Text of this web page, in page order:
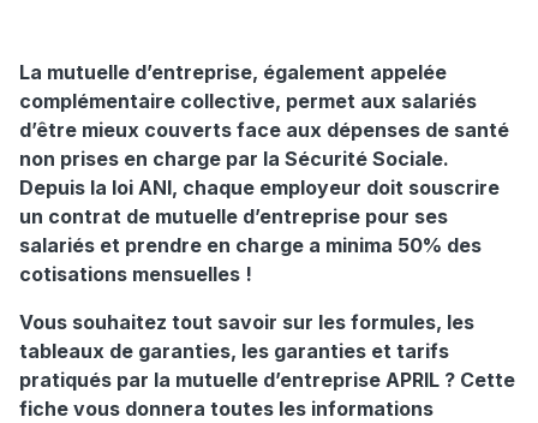
La mutuelle d’entreprise, également appelée
complémentaire collective, permet aux salariés
d’être mieux couverts face aux dépenses de santé
non prises en charge par la Sécurité Sociale.
Depuis la loi ANI, chaque employeur doit souscrire
un contrat de mutuelle d’entreprise pour ses
salariés et prendre en charge a minima 50% des
cotisations mensuelles !
Vous souhaitez tout savoir sur les formules, les
tableaux de garanties, les garanties et tarifs
pratiqués par la mutuelle d’entreprise APRIL ? Cette
fiche vous donnera toutes les informations